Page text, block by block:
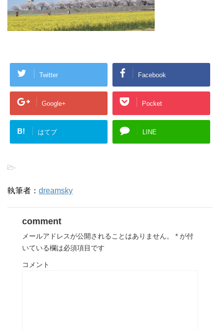
Twitter Facebook
Google+ Pocket
B! はてブ LINE
-
執筆者： dreamsky
comment
メールアドレスが公開されることはありません。 * が付
いている欄は必須項目です
コメント